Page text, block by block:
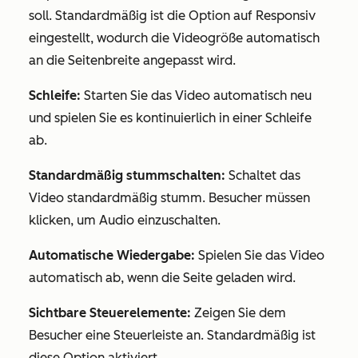
soll. Standardmäßig ist die Option auf Responsiv
eingestellt, wodurch die Videogröße automatisch
an die Seitenbreite angepasst wird.
Schleife: Starten Sie das Video automatisch neu
und spielen Sie es kontinuierlich in einer Schleife
ab.
Standardmäßig stummschalten: Schaltet das
Video standardmäßig stumm. Besucher müssen
klicken, um Audio einzuschalten.
Automatische Wiedergabe: Spielen Sie das Video
automatisch ab, wenn die Seite geladen wird.
Sichtbare Steuerelemente: Zeigen Sie dem
Besucher eine Steuerleiste an. Standardmäßig ist